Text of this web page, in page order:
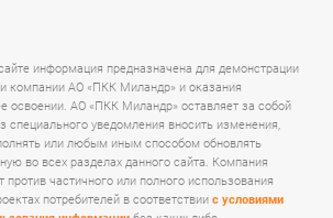
информация предназначена для демонстрации
компании АО «ПКК Миландр» и оказания
освоении. АО «ПКК Миландр» оставляет за собой
специального уведомления вносить изменения,
или любым иным способом обновлять
во всех разделах данного сайта. Компания
частичного или полного использования
потребителей в соответствии с условиями